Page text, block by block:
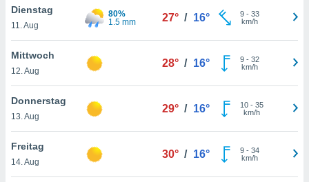
finden
. Sie
jederzeit
Rand
Dienstag
11. Aug
80%
1.5 mm
27° / 16° 9- 33
km/h
Mittwoch
12. Aug
28° / 16° 9- 32
km/h
Donnerstag
13. Aug
29° / 16° 10- 35
km/h
Freitag
14. Aug
30° / 16° 9- 34
km/h